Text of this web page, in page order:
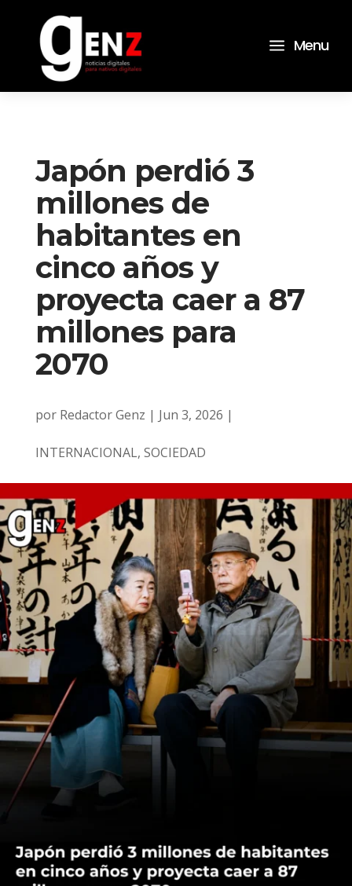
a Menu
Japón perdió 3
millones de
habitantes en
cinco años y
proyecta caer a 87
millones para
2070
por Redactor Genz | Jun 3, 2026 |
INTERNACIONAL, SOCIEDAD